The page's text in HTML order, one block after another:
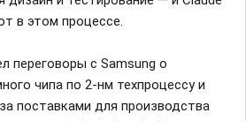
в этом процессе.
переговоры с Samsung о
чипа по 2-нм техпроцессу и
поставками для производства